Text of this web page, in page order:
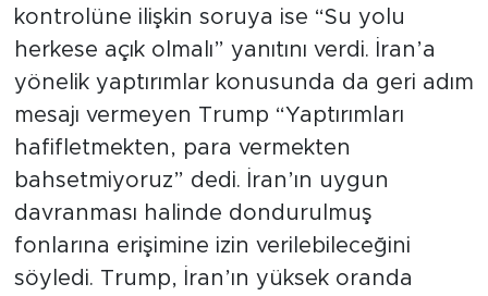
kontrolüne ilişkin soruya ise “Su yolu
herkese açık olmalı” yanıtını verdi. İran’a
yönelik yaptırımlar konusunda da geri adım
mesajı vermeyen Trump “Yaptırımları
hafifletmekten, para vermekten
bahsetmiyoruz” dedi. İran’ın uygun
davranması halinde dondurulmuş
fonlarına erişimine izin verilebileceğini
söyledi. Trump, İran’ın yüksek oranda